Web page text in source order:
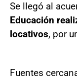
Se llegó al
Educación
locativos, por
Fuentes